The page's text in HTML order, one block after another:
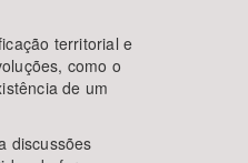
territorial e
como o
de um
discussões